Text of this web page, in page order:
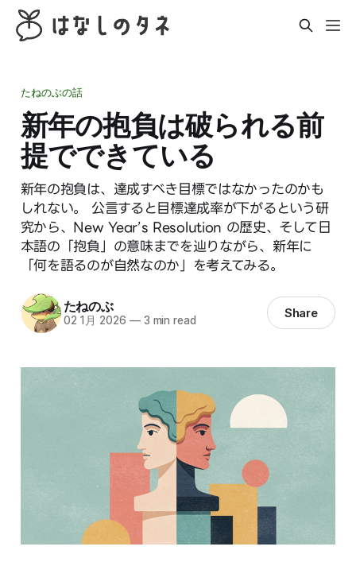
たねのぶの話
新年の抱負は破られる前
提でできている
新年の抱負は、達成すべき目標ではなかったのかも
しれない。 公言すると目標達成率が下がるという研
究から、New Year’s Resolution の歴史、そして日
本語の「抱負」の意味までを辿りながら、新年に
「何を語るのが自然なのか」を考えてみる。
たねのぶ
02 1月 2026 —3 min read Share